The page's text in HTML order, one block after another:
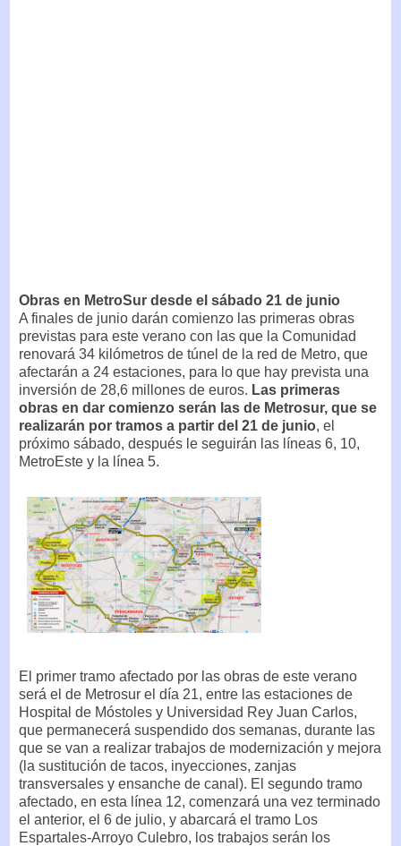
Obras en MetroSur desde el sábado 21 de junio
A finales de junio darán comienzo las primeras obras
previstas para este verano con las que la Comunidad
renovará 34 kilómetros de túnel de la red de Metro, que
afectarán a 24 estaciones, para lo que hay prevista una
inversión de 28,6 millones de euros. Las primeras
obras en dar comienzo serán las de Metrosur, que se
realizarán por tramos a partir del 21 de junio, el
próximo sábado, después le seguirán las líneas 6, 10,
MetroEste y la línea 5.
El primer tramo afectado por las obras de este verano
será el de Metrosur el día 21, entre las estaciones de
Hospital de Móstoles y Universidad Rey Juan Carlos,
que permanecerá suspendido dos semanas, durante las
que se van a realizar trabajos de modernización y mejora
(la sustitución de tacos, inyecciones, zanjas
transversales y ensanche de canal). El segundo tramo
afectado, en esta línea 12, comenzará una vez terminado
el anterior, el 6 de julio, y abarcará el tramo Los
Espartales-Arroyo Culebro, los trabajos serán los